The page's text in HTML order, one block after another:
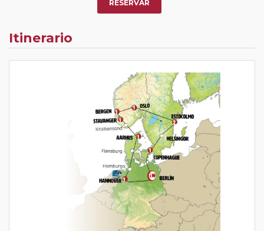
RESERVAR
Itinerario